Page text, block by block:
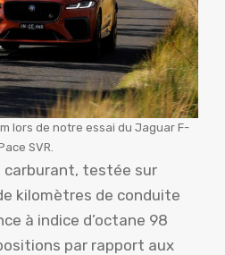
lors de notre essai du Jaguar F-
SVR.
carburant, testée sur
kilomètres de conduite
à indice d’octane 98
par rapport aux